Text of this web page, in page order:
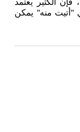
فإن الكثير يعتمد
"أتيت منه" يمكن